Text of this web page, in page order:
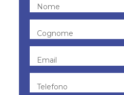
Nome
Cognome
Email
Telefono